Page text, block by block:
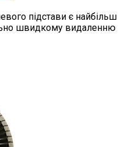
підстави є найбільш
швидкому видаленню